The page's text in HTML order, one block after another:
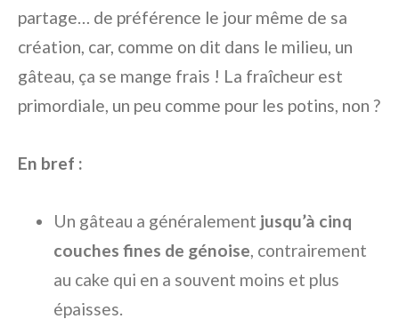
partage… de préférence le jour même de sa
création, car, comme on dit dans le milieu, un
gâteau, ça se mange frais ! La fraîcheur est
primordiale, un peu comme pour les potins, non ?
En bref :
Un gâteau a généralement jusqu’à cinq
couches fines de génoise, contrairement
au cake qui en a souvent moins et plus
épaisses.